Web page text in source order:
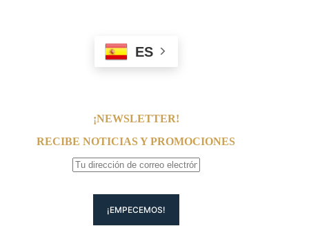
ES
¡NEWSLETTER!
RECIBE NOTICIAS Y PROMOCIONES